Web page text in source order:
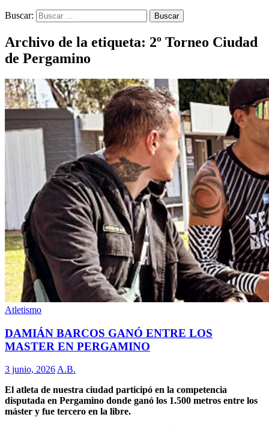
Buscar:
Archivo de la etiqueta: 2º Torneo Ciudad
de Pergamino
Atletismo
DAMIÁN BARCOS GANÓ ENTRE LOS
MASTER EN PERGAMINO
3 junio, 2026 A.B.
El atleta de nuestra ciudad participó en la competencia
disputada en Pergamino donde ganó los 1.500 metros entre los
máster y fue tercero en la libre.